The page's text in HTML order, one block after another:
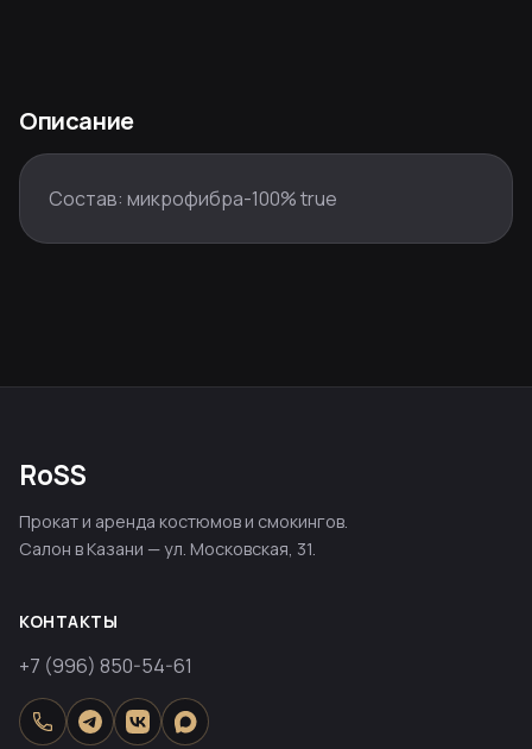
Описание
Состав: микрофибра-100% true
RoSS
Прокат и аренда костюмов и смокингов.
Салон в Казани — ул. Московская, 31.
КОНТАКТЫ
+7 (996) 850-54-61